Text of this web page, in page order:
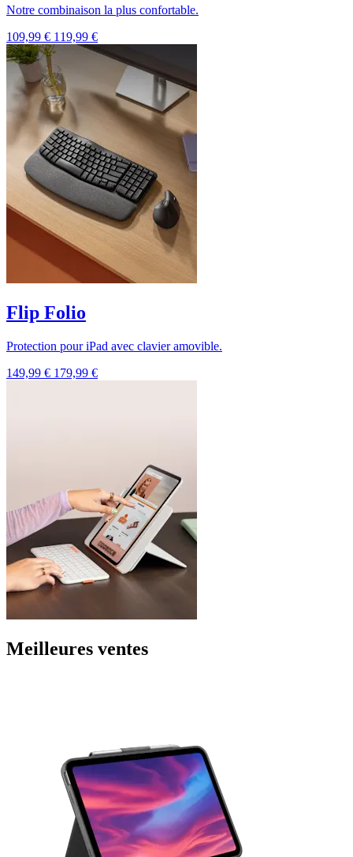
Notre combinaison la plus confortable.
109,99 € 119,99 €
Flip Folio
Protection pour iPad avec clavier amovible.
149,99 € 179,99 €
Meilleures ventes